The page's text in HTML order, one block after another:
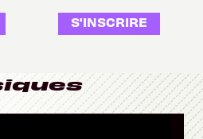
S'INSCRIRE